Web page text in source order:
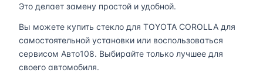
Это делает замену простой и удобной.
Вы можете купить стекло для TOYOTA COROLLA для
самостоятельной установки или воспользоваться
сервисом Авто108. Выбирайте только лучшее для
своего автомобиля.